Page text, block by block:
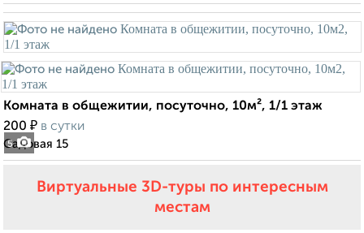
5
Комната в общежитии, посуточно, 10м², 1/1 этаж
200 ₽ в сутки
Садовая 15
Виртуальные 3D-туры по интересным
местам